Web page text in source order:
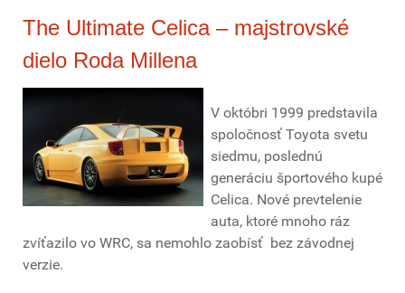
The Ultimate Celica – majstrovské
dielo Roda Millena
V októbri 1999 predstavila
spoločnosť Toyota svetu
siedmu, poslednú
generáciu športového kupé
Celica. Nové prevtelenie
auta, ktoré mnoho ráz
zvíťazilo vo WRC, sa nemohlo zaobísť bez závodnej
verzie.